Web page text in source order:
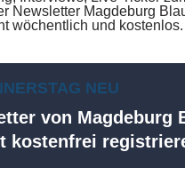
NEU
von Magdeburg
kostenfrei